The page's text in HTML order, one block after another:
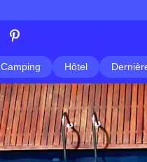
Camping Hôtel